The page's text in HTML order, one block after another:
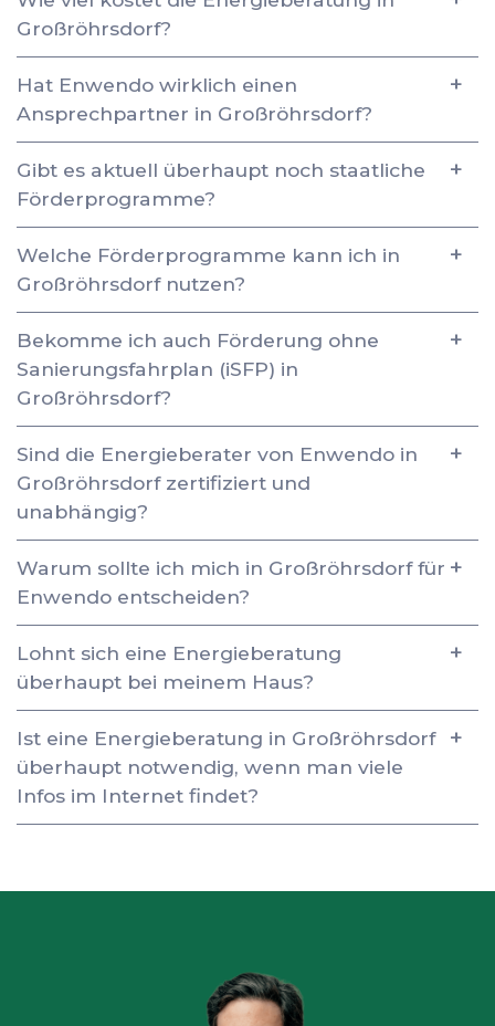
Großröhrsdorf?
Hat Enwendo wirklich einen
Ansprechpartner in Großröhrsdorf?
Gibt es aktuell überhaupt noch staatliche
Förderprogramme?
Welche Förderprogramme kann ich in
Großröhrsdorf nutzen?
Bekomme ich auch Förderung ohne
Sanierungsfahrplan (iSFP) in
Großröhrsdorf?
Sind die Energieberater von Enwendo in
Großröhrsdorf zertifiziert und
unabhängig?
Warum sollte ich mich in Großröhrsdorf für
Enwendo entscheiden?
Lohnt sich eine Energieberatung
überhaupt bei meinem Haus?
Ist eine Energieberatung in Großröhrsdorf
überhaupt notwendig, wenn man viele
Infos im Internet findet?